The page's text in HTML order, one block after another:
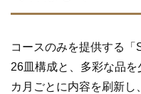
コースのみを提供する
26皿構成と、多彩な品
カ月ごとに内容を刷新